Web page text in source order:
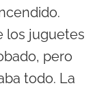
los juguetes
pero
todo. La